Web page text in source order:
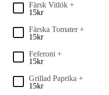
Färsk Vitlök +
15kr
Färska Tomater +
15kr
Feferoni +
15kr
Grillad Paprika +
15kr